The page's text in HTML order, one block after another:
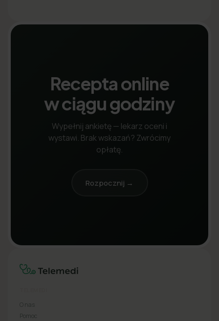
Recepta online
w ciągu godziny
Wypełnij ankietę — lekarz oceni i
wystawi. Brak wskazań? Zwrócimy
opłatę.
Rozpocznij →
O nas
Pomoc